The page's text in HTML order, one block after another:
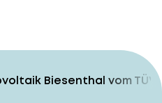
Biesenthal vom